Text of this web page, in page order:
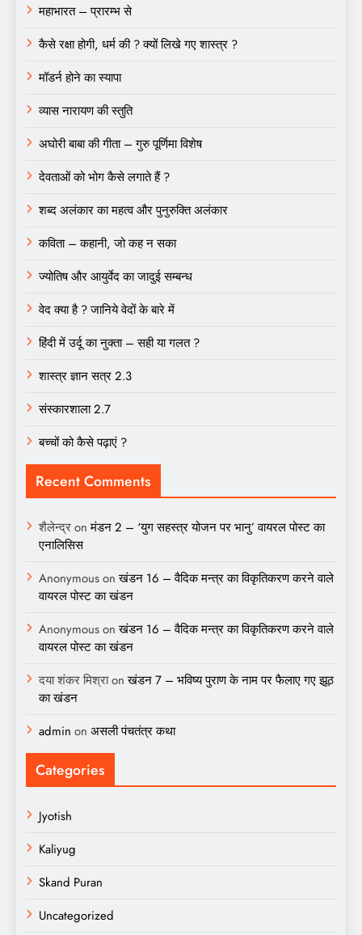
महाभारत – प्रारम्भ से
कैसे रक्षा होगी, धर्म की ? क्यों लिखे गए शास्त्र ?
मॉडर्न होने का स्यापा
व्यास नारायण की स्तुति
अघोरी बाबा की गीता – गुरु पूर्णिमा विशेष
देवताओं को भोग कैसे लगाते हैं ?
शब्द अलंकार का महत्व और पुनुरुक्ति अलंकार
कविता – कहानी, जो कह न सका
ज्योतिष और आयुर्वेद का जादुई सम्बन्ध
वेद क्या है ? जानिये वेदों के बारे में
हिंदी में उर्दू का नुक्ता – सही या गलत ?
शास्त्र ज्ञान सत्र 2.3
संस्कारशाला 2.7
बच्चों को कैसे पढ़ाएं ?
Recent Comments
शैलेन्द्रonमंडन 2 – ‘युग सहस्त्र योजन पर भानु’ वायरल पोस्ट का
एनालिसिस
Anonymousonखंडन 16 – वैदिक मन्त्र का विकृतिकरण करने वाले
वायरल पोस्ट का खंडन
Anonymousonखंडन 16 – वैदिक मन्त्र का विकृतिकरण करने वाले
वायरल पोस्ट का खंडन
दया शंकर मिश्राonखंडन 7 – भविष्य पुराण के नाम पर फैलाए गए झूठ
का खंडन
admin on असली पंचतंत्र कथा
Categories
Jyotish
Kaliyug
Skand Puran
Uncategorized